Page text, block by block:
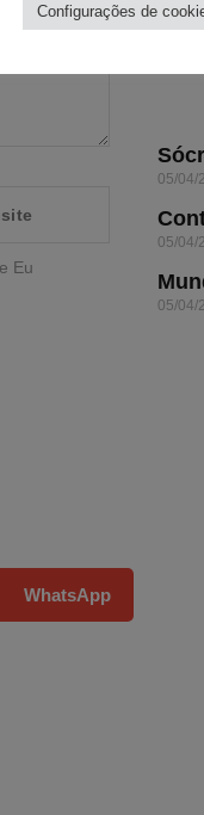
Eu
WhatsApp
05/04/
05/04/
05/04/
Configurações de